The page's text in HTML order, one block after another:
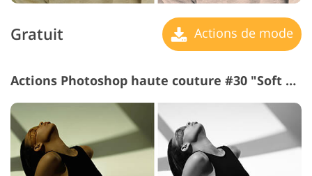
Gratuit Actions de mode
Actions Photoshop haute couture #30 "Soft Contrast"